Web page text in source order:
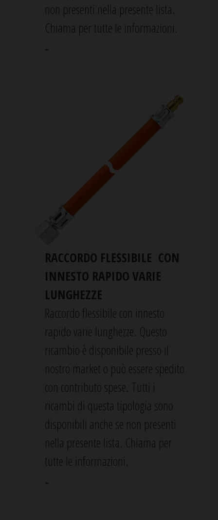
non presenti nella presente lista.
Chiama per tutte le informazioni.
-
RACCORDO FLESSIBILE CON
INNESTO RAPIDO VARIE
LUNGHEZZE
Raccordo flessibile con innesto
rapido varie lunghezze. Questo
ricambio è disponibile presso il
nostro market o può essere spedito
con contributo spese. Tutti i
ricambi di questa tipologia sono
disponibili anche se non presenti
nella presente lista. Chiama per
tutte le informazioni.
-